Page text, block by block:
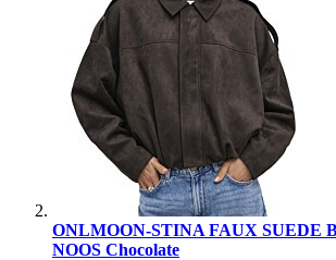
ONLMOON-STINA FAUX SUEDE
NOOS Chocolate